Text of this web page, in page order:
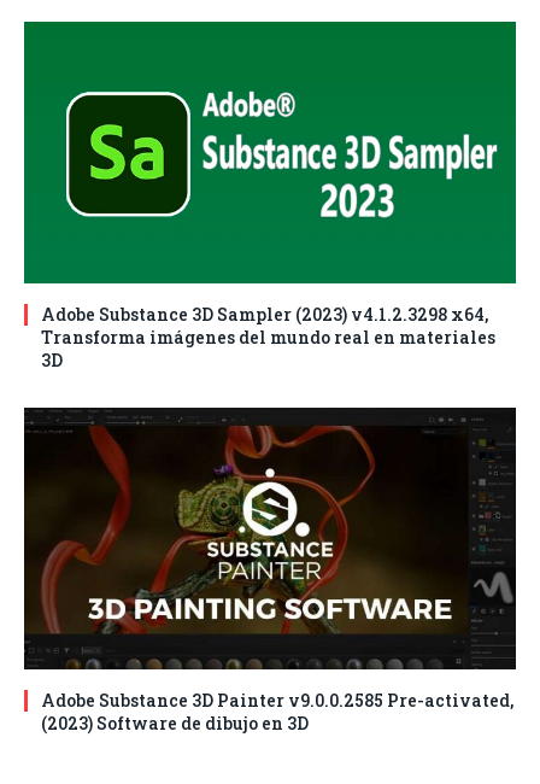
Adobe Substance 3D Sampler (2023) v4.1.2.3298 x64,
Transforma imágenes del mundo real en materiales
3D
Adobe Substance 3D Painter v9.0.0.2585 Pre-activated,
(2023) Software de dibujo en 3D